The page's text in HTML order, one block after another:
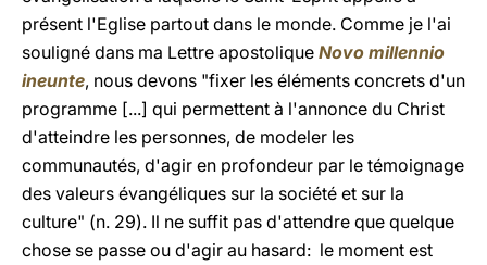
présent l'Eglise partout dans le monde. Comme je l'ai
souligné dans ma Lettre apostolique Novo millennio
ineunte, nous devons "fixer les éléments concrets d'un
programme [...] qui permettent à l'annonce du Christ
d'atteindre les personnes, de modeler les
communautés, d'agir en profondeur par le témoignage
des valeurs évangéliques sur la société et sur la
culture" (n. 29). Il ne suffit pas d'attendre que quelque
chose se passe ou d'agir au hasard: le moment est